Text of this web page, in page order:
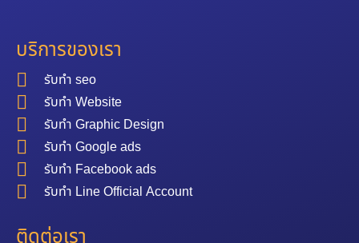
บริการของเรา
รับทำ seo
รับทำ Website
รับทำ Graphic Design
รับทำ Google ads
รับทำ Facebook ads
รับทำ Line Official Account